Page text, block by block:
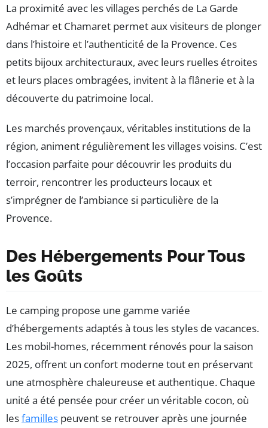
La proximité avec les villages perchés de La Garde
Adhémar et Chamaret permet aux visiteurs de plonger
dans l’histoire et l’authenticité de la Provence. Ces
petits bijoux architecturaux, avec leurs ruelles étroites
et leurs places ombragées, invitent à la flânerie et à la
découverte du patrimoine local.
Les marchés provençaux, véritables institutions de la
région, animent régulièrement les villages voisins. C’est
l’occasion parfaite pour découvrir les produits du
terroir, rencontrer les producteurs locaux et
s’imprégner de l’ambiance si particulière de la
Provence.
Des Hébergements Pour Tous
les Goûts
Le camping propose une gamme variée
d’hébergements adaptés à tous les styles de vacances.
Les mobil-homes, récemment rénovés pour la saison
2025, offrent un confort moderne tout en préservant
une atmosphère chaleureuse et authentique. Chaque
unité a été pensée pour créer un véritable cocon, où
lesfamilles peuvent se retrouver après une journée